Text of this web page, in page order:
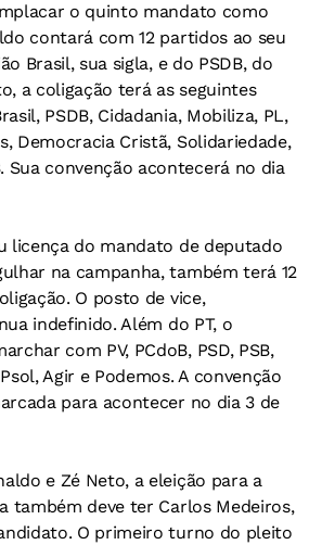
o quinto mandato como
contará com 12 partidos ao seu
Brasil, sua sigla, e do PSDB, do
a coligação terá as seguintes
PSDB, Cidadania, Mobiliza, PL,
Democracia Cristã, Solidariedade,
Sua convenção acontecerá no dia
licença do mandato de deputado
na campanha, também terá 12
O posto de vice,
indefinido. Além do PT, o
com PV, PCdoB, PSD, PSB,
Agir e Podemos. A convenção
para acontecer no dia 3 de
e Zé Neto, a eleição para a
também deve ter Carlos Medeiros,
O primeiro turno do pleito